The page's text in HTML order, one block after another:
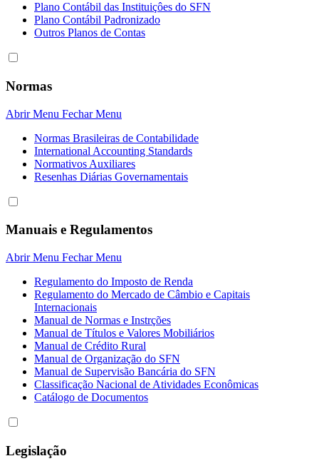
Plano Contábil das Instituiçôes do SFN
Plano Contábil Padronizado
Outros Planos de Contas
Normas
Abrir Menu Fechar Menu
Normas Brasileiras de Contabilidade
International Accounting Standards
Normativos Auxiliares
Resenhas Diárias Governamentais
Manuais e Regulamentos
Abrir Menu Fechar Menu
Regulamento do Imposto de Renda
Regulamento do Mercado de Câmbio e Capitais
Internacionais
Manual de Normas e Instrções
Manual de Títulos e Valores Mobiliários
Manual de Crédito Rural
Manual de Organização do SFN
Manual de Supervisão Bancária do SFN
Classificação Nacional de Atividades Econômicas
Catálogo de Documentos
Legislação